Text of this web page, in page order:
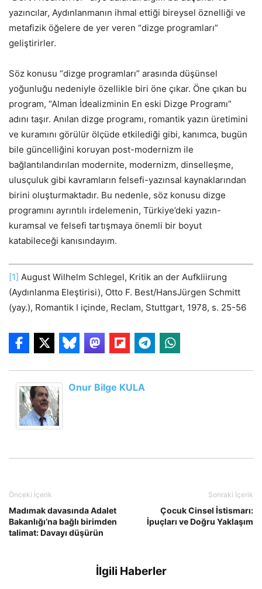
yazıncılar, Aydınlanmanın ihmal ettiği bireysel öznelliği ve
metafizik öğelere de yer veren “dizge programları”
geliştirirler.
Söz konusu “dizge programları” arasında düşünsel
yoğunluğu nedeniyle özellikle biri öne çıkar. Öne çıkan bu
program, “Alman İdealizminin En eski Dizge Programı”
adını taşır. Anılan dizge programı, romantik yazın üretimini
ve kuramını görülür ölçüde etkilediği gibi, kanımca, bugün
bile güncelliğini koruyan post-modernizm ile
bağlantılandırılan modernite, modernizm, dinselleşme,
ulusçuluk gibi kavramların felsefi-yazınsal kaynaklarından
birini oluşturmaktadır. Bu nedenle, söz konusu dizge
programını ayrıntılı irdelemenin, Türkiye’deki yazın-
kuramsal ve felsefi tartışmaya önemli bir boyut
katabileceği kanısındayım.
[1] August Wilhelm Schlegel, Kritik an der Aufkliirung
(Aydınlanma Eleştirisi), Otto F. Best/HansJürgen Schmitt
(yay.), Romantik I içinde, Reclam, Stuttgart, 1978, s. 25-56
Onur Bilge KULA
Önceki İçerik
Madımak davasında Adalet
Bakanlığı’na bağlı birimden
talimat: Davayı düşürün
Sonraki İçerik
Çocuk Cinsel İstismarı:
İpuçları ve Doğru Yaklaşım
İlgili Haberler